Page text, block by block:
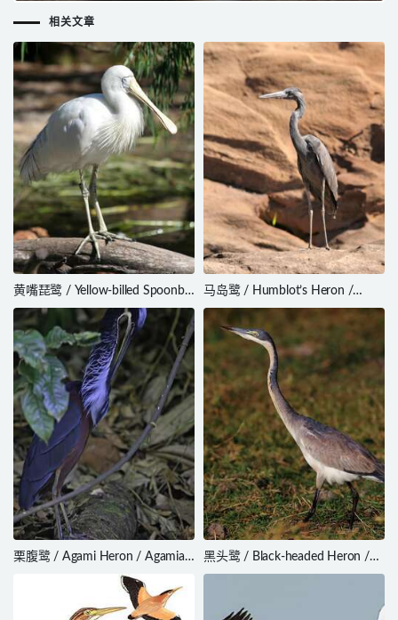
相关文章
黄嘴琵鹭 / Yellow-billed Spoonbill
/ Platalea flavipes
马岛鹭 / Humblot’s Heron /
Ardea humbloti
栗腹鹭 / Agami Heron / Agamia
黑头鹭 / Black-headed Heron /
Ardea melanocephala